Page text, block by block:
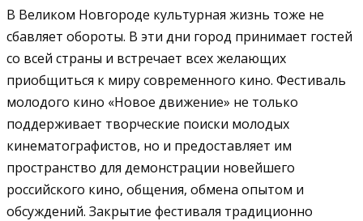
В Великом Новгороде культурная жизнь тоже не
сбавляет обороты. В эти дни город принимает гостей
со всей страны и встречает всех желающих
приобщиться к миру современного кино. Фестиваль
молодого кино «Новое движение» не только
поддерживает творческие поиски молодых
кинематографистов, но и предоставляет им
пространство для демонстрации новейшего
российского кино, общения, обмена опытом и
обсуждений. Закрытие фестиваля традиционно